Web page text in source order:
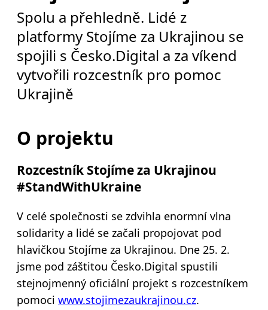
Spolu a přehledně. Lidé z
platformy Stojíme za Ukrajinou se
spojili s Česko.Digital a za víkend
vytvořili rozcestník pro pomoc
Ukrajině
O projektu
Rozcestník Stojíme za Ukrajinou
#StandWithUkraine
V celé společnosti se zdvihla enormní vlna
solidarity a lidé se začali propojovat pod
hlavičkou Stojíme za Ukrajinou. Dne 25. 2.
jsme pod záštitou Česko.Digital spustili
stejnojmenný oficiální projekt s rozcestníkem
pomoci www.stojimezaukrajinou.cz.